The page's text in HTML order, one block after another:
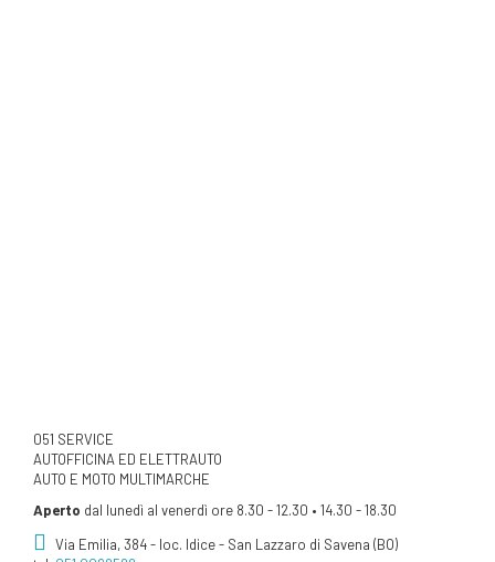
051 SERVICE
AUTOFFICINA ED ELETTRAUTO
AUTO E MOTO MULTIMARCHE
Aperto dal lunedì al venerdì ore 8.30 - 12.30 • 14.30 - 18.30
Via Emilia, 384 - loc. Idice - San Lazzaro di Savena (BO)